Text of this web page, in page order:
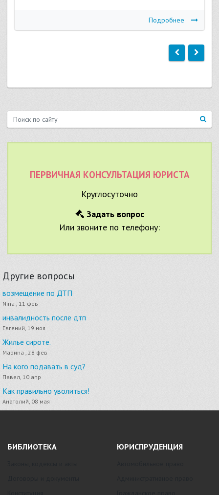
Подробнее
ПЕРВИЧНАЯ КОНСУЛЬТАЦИЯ ЮРИСТА
Круглосуточно
Задать вопрос
Или звоните по телефону:
Другие вопросы
возмещение по ДТП
Nina , 11 фев
инвалидность после дтп
Евгений, 19 ноя
Жилье сироте.
Марина , 28 фев
На кого подавать в суд?
Павел, 10 апр
Как правильно уволиться!
Анатолий, 08 мая
БИБЛИОТЕКА ЮРИСПРУДЕНЦИЯ